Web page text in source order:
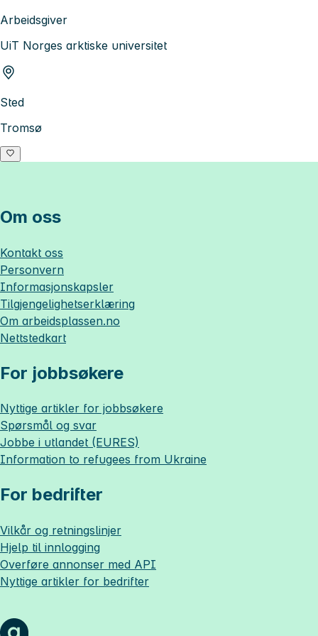
Arbeidsgiver
UiT Norges arktiske universitet
Sted
Tromsø
Om oss
Kontakt oss
Personvern
Informasjonskapsler
Tilgjengelighetserklæring
Om arbeidsplassen.no
Nettstedkart
For jobbsøkere
Nyttige artikler for jobbsøkere
Spørsmål og svar
Jobbe i utlandet (EURES)
Information to refugees from Ukraine
For bedrifter
Vilkår og retningslinjer
Hjelp til innlogging
Overføre annonser med API
Nyttige artikler for bedrifter